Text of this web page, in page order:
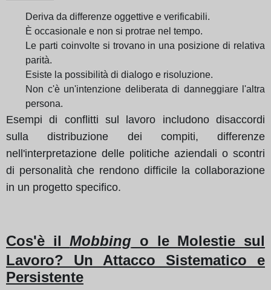
Deriva da differenze oggettive e verificabili.
È occasionale e non si protrae nel tempo.
Le parti coinvolte si trovano in una posizione di relativa
parità.
Esiste la possibilità di dialogo e risoluzione.
Non c'è un'intenzione deliberata di danneggiare l'altra
persona.
Esempi di conflitti sul lavoro includono disaccordi
sulla distribuzione dei compiti, differenze
nell'interpretazione delle politiche aziendali o scontri
di personalità che rendono difficile la collaborazione
in un progetto specifico.
Cos'è ilMobbing o le Molestie sul
Lavoro? Un Attacco Sistematico e
Persistente